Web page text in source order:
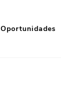
Oportunidades